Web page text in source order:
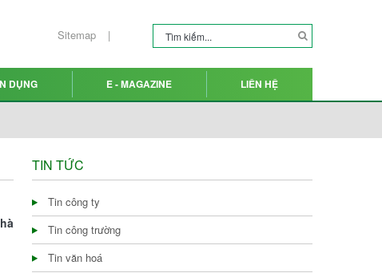
Sitemap
DỤNG E - MAGAZINE LIÊN HỆ
TIN TỨC
Tin công ty
Tin công trường
Tin văn hoá